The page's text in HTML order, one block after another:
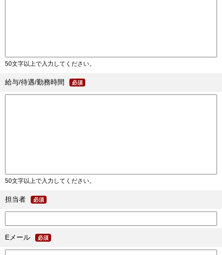
50文字以上で入力してください。
給与/待遇/勤務時間 必須
50文字以上で入力してください。
担当者 必須
Eメール 必須